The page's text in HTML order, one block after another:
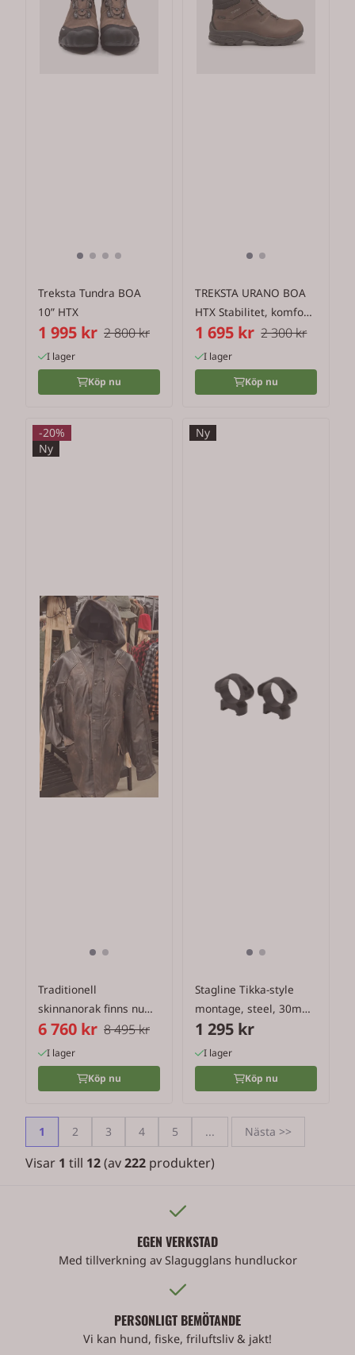
Treksta Tundra BOA
10” HTX
1 995 kr 2 800 kr
I lager
Köp nu
TREKSTA URANO BOA
HTX Stabilitet, komfort
och ...
1 695 kr 2 300 kr
I lager
Köp nu
-20%
Ny
Traditionell
skinnanorak finns nu
även med ...
6 760 kr 8 495 kr
I lager
Köp nu
Ny
Stagline Tikka-style
montage, steel, 30mm,
high ...
1 295 kr
I lager
Köp nu
1 2 3 4 5 ... Nästa >>
Visar 1 till 12(av222produkter)
EGEN VERKSTAD
Med tillverkning av Slagugglans hundluckor
PERSONLIGT BEMÖTANDE
Vi kan hund, fiske, friluftsliv & jakt!